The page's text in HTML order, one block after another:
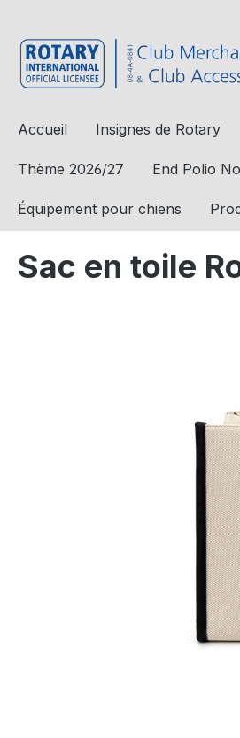
Accueil Insignes de Rotary
Thème 2026/27 End Polio
Équipement pour chiens
Sac en toile